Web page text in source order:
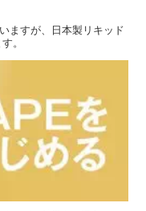
ますが、日本製リキッド
。